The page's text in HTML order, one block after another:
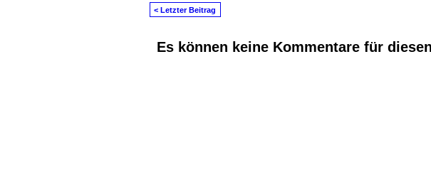
< Letzter Beitrag
Es können keine Kommentare für